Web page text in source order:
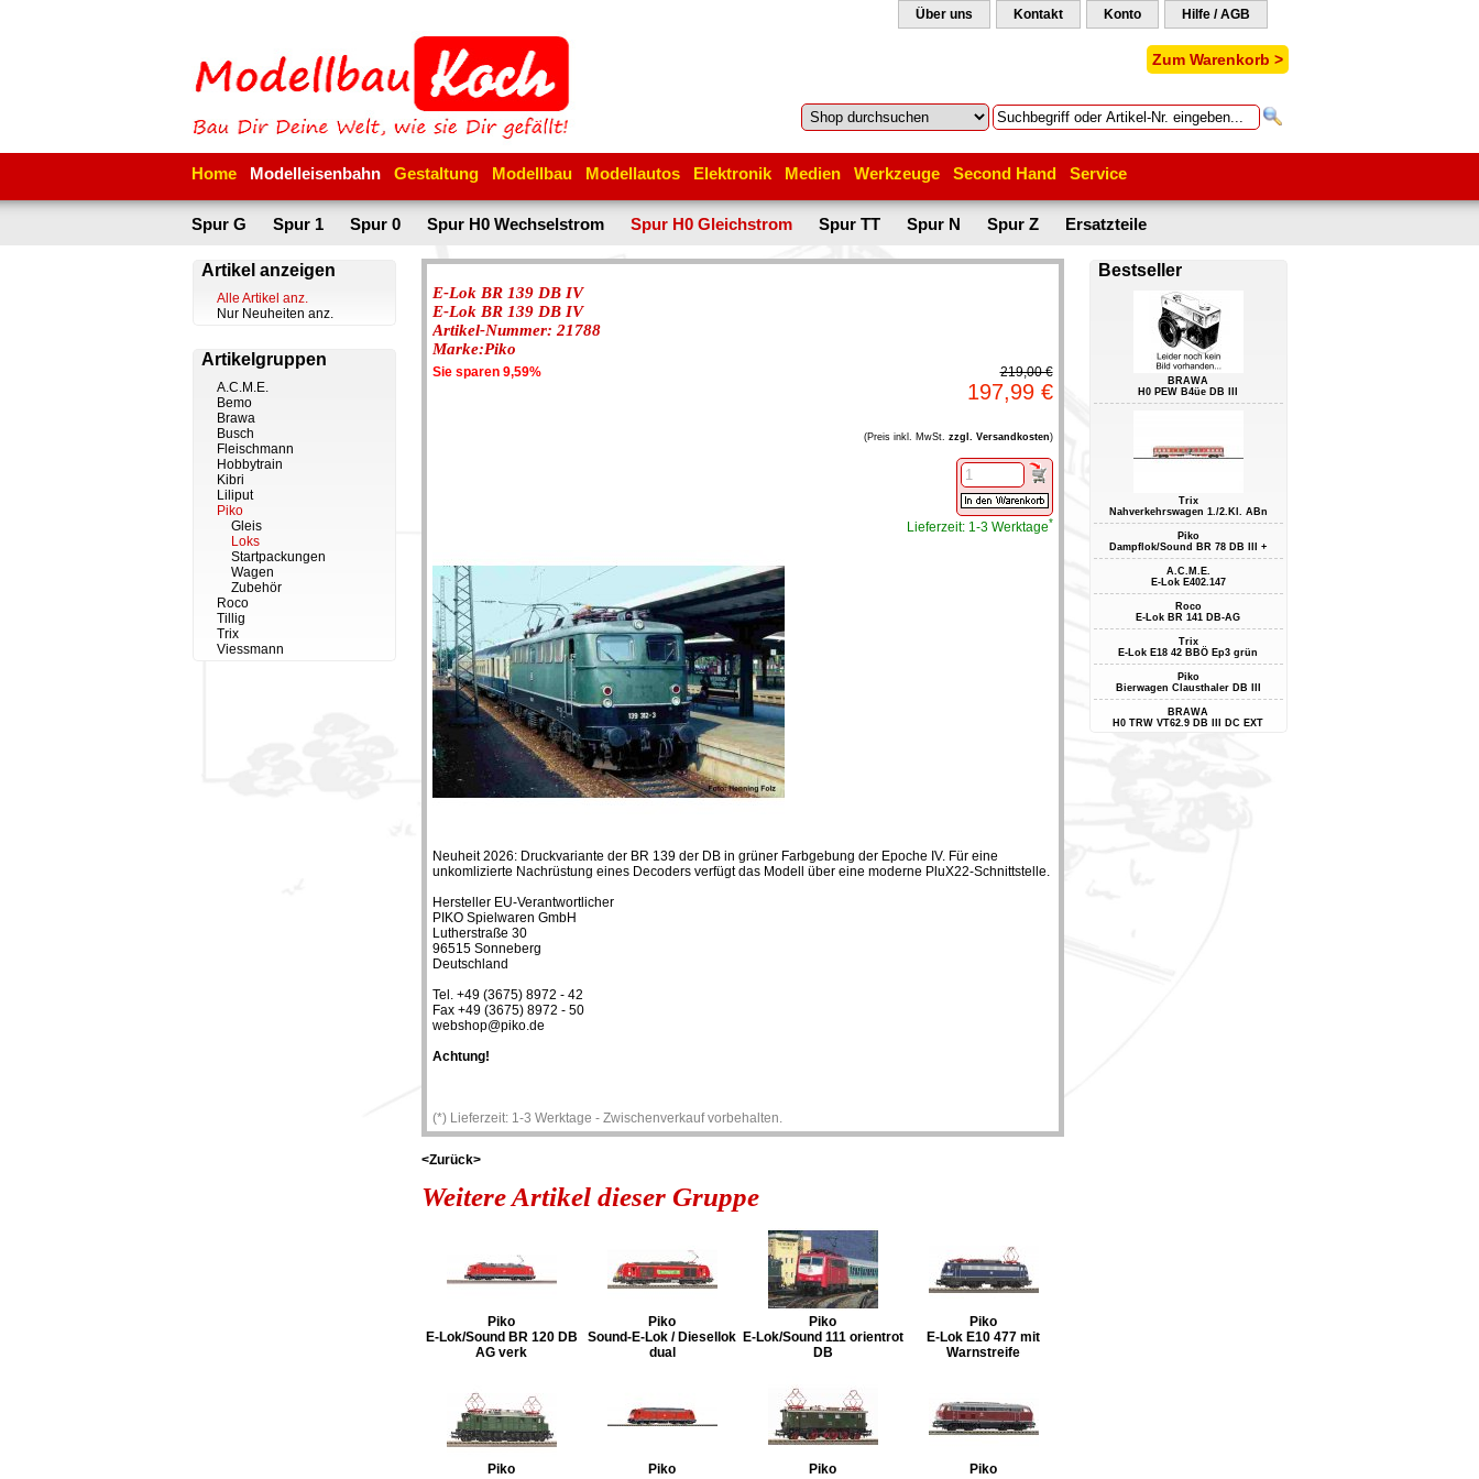
Über uns Kontakt Konto Hilfe / AGB
Zum Warenkorb >
Home Modelleisenbahn Gestaltung Modellbau Modellautos Elektronik Medien Werkzeuge Second Hand Service
Spur G Spur 1 Spur 0 Spur H0 Wechselstrom Spur H0 Gleichstrom Spur TT Spur N Spur Z Ersatzteile
Artikel anzeigen
Alle Artikel anz.
Nur Neuheiten anz.
Artikelgruppen
A.C.M.E.
Bemo
Brawa
Busch
Fleischmann
Hobbytrain
Kibri
Liliput
Piko
Gleis
Loks
Startpackungen
Wagen
Zubehör
Roco
Tillig
Trix
Viessmann
E-Lok BR 139 DB IV
E-Lok BR 139 DB IV
Artikel-Nummer: 21788
Marke:Piko
219,00 €
197,99 €
(Preis inkl. MwSt. zzgl. Versandkosten)
Sie sparen 9,59%
Lieferzeit: 1-3 Werktage*
Neuheit 2026: Druckvariante der BR 139 der DB in grüner Farbgebung der Epoche IV. Für eine
unkomlizierte Nachrüstung eines Decoders verfügt das Modell über eine moderne PluX22-Schnittstelle.
Hersteller EU-Verantwortlicher
PIKO Spielwaren GmbH
Lutherstraße 30
96515 Sonneberg
Deutschland
Tel. +49 (3675) 8972 - 42
Fax +49 (3675) 8972 - 50
webshop@piko.de
Achtung!
(*) Lieferzeit: 1-3 Werktage - Zwischenverkauf vorbehalten.
<Zurück>
Weitere Artikel dieser Gruppe
Piko
E-Lok/Sound BR 120 DB
AG verk
Piko
Sound-E-Lok / Diesellok
dual
Piko
E-Lok/Sound 111 orientrot
DB
Piko
E-Lok E10 477 mit
Warnstreife
Piko
Piko
Piko
Piko
Bestseller
BRAWA
H0 PEW B4üe DB III
Trix
Nahverkehrswagen 1./2.Kl. ABn
Piko
Dampflok/Sound BR 78 DB III +
A.C.M.E.
E-Lok E402.147
Roco
E-Lok BR 141 DB-AG
Trix
E-Lok E18 42 BBÖ Ep3 grün
Piko
Bierwagen Clausthaler DB III
BRAWA
H0 TRW VT62.9 DB III DC EXT